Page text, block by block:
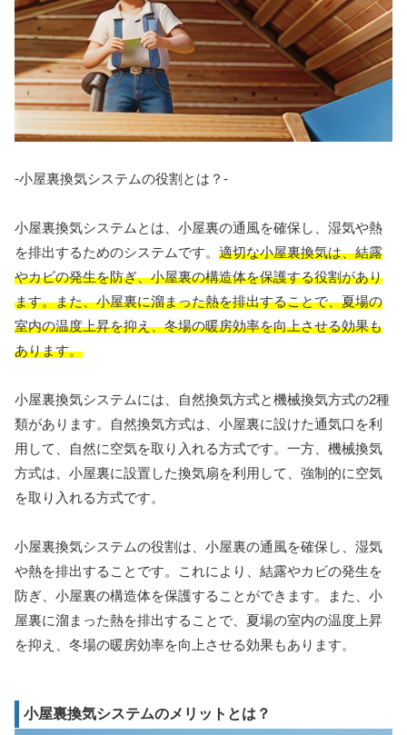
-小屋裏換気システムの役割とは？-
小屋裏換気システムとは、小屋裏の通風を確保し、湿気や熱
を排出するためのシステムです。 適切な小屋裏換気は、結露
やカビの発生を防ぎ、小屋裏の構造体を保護する役割があり
ます。また、小屋裏に溜まった熱を排出することで、夏場の
室内の温度上昇を抑え、冬場の暖房効率を向上させる効果も
あります。
小屋裏換気システムには、自然換気方式と機械換気方式の2種
類があります。自然換気方式は、小屋裏に設けた通気口を利
用して、自然に空気を取り入れる方式です。一方、機械換気
方式は、小屋裏に設置した換気扇を利用して、強制的に空気
を取り入れる方式です。
小屋裏換気システムの役割は、小屋裏の通風を確保し、湿気
や熱を排出することです。これにより、結露やカビの発生を
防ぎ、小屋裏の構造体を保護することができます。また、小
屋裏に溜まった熱を排出することで、夏場の室内の温度上昇
を抑え、冬場の暖房効率を向上させる効果もあります。
小屋裏換気システムのメリットとは？